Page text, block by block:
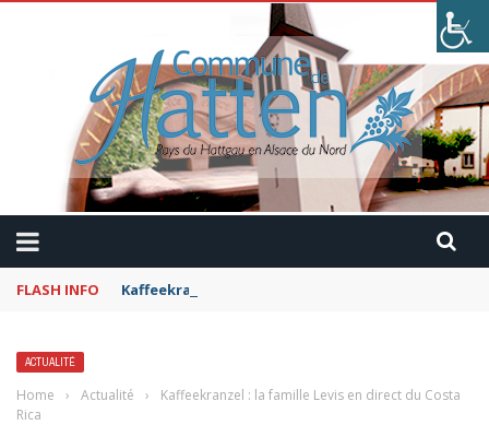
FLASH INFO Kaffeekranzel : Le Maroc en camping-car avec
ACTUALITÉ
Home › Actualité ›
Kaffeekranzel : la famille Levis en direct du Costa
Rica